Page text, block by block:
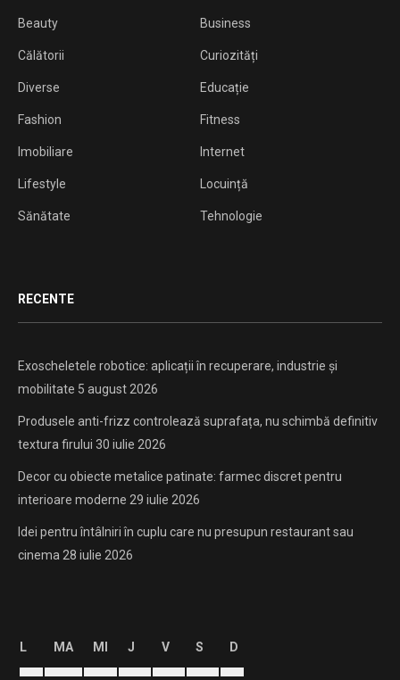
Beauty Business
Călătorii Curiozități
Diverse Educație
Fashion Fitness
Imobiliare Internet
Lifestyle Locuință
Sănătate Tehnologie
RECENTE
Exoscheletele robotice: aplicații în recuperare, industrie și
mobilitate 5 august 2026
Produsele anti-frizz controlează suprafața, nu schimbă definitiv
textura firului 30 iulie 2026
Decor cu obiecte metalice patinate: farmec discret pentru
interioare moderne 29 iulie 2026
Idei pentru întâlniri în cuplu care nu presupun restaurant sau
cinema 28 iulie 2026
L MA MI J V S D